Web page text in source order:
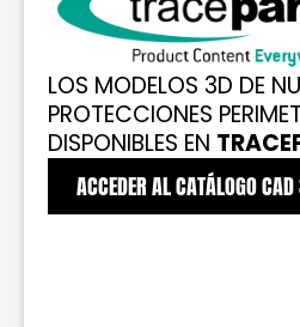
LOS MODELOS 3D DE
PROTECCIONES
DISPONIBLES EN
ACCEDER AL CATÁLOGO